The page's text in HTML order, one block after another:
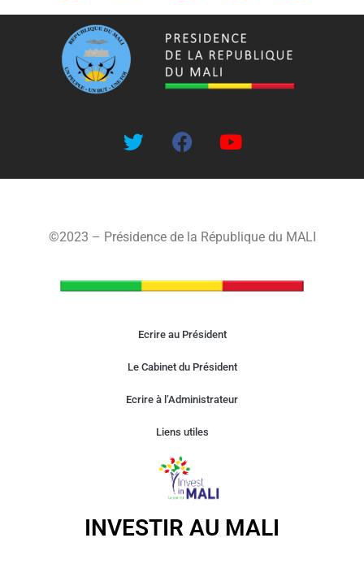
©2023 – Présidence de la République du MALI
Ecrire au Président
Le Cabinet du Président
Ecrire à l’Administrateur
Liens utiles
INVESTIR AU MALI